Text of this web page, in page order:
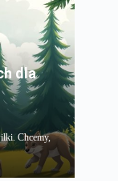
dla
Chcemy,